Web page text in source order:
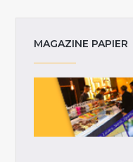
MAGAZINE PAPIER